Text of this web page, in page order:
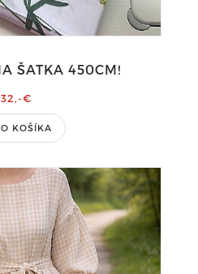
ŠATKA 450CM!
32,-€
KOŠÍKA